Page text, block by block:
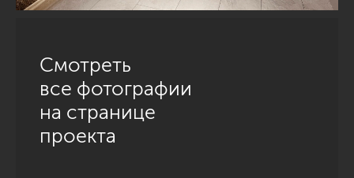
Смотреть
все фотографии
на странице
проекта